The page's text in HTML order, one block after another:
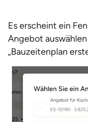
Es erscheint ein
Angebot
„Bauzeitenplan